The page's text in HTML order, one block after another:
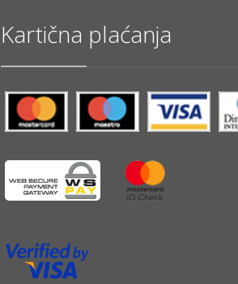
Kartična plaćanja